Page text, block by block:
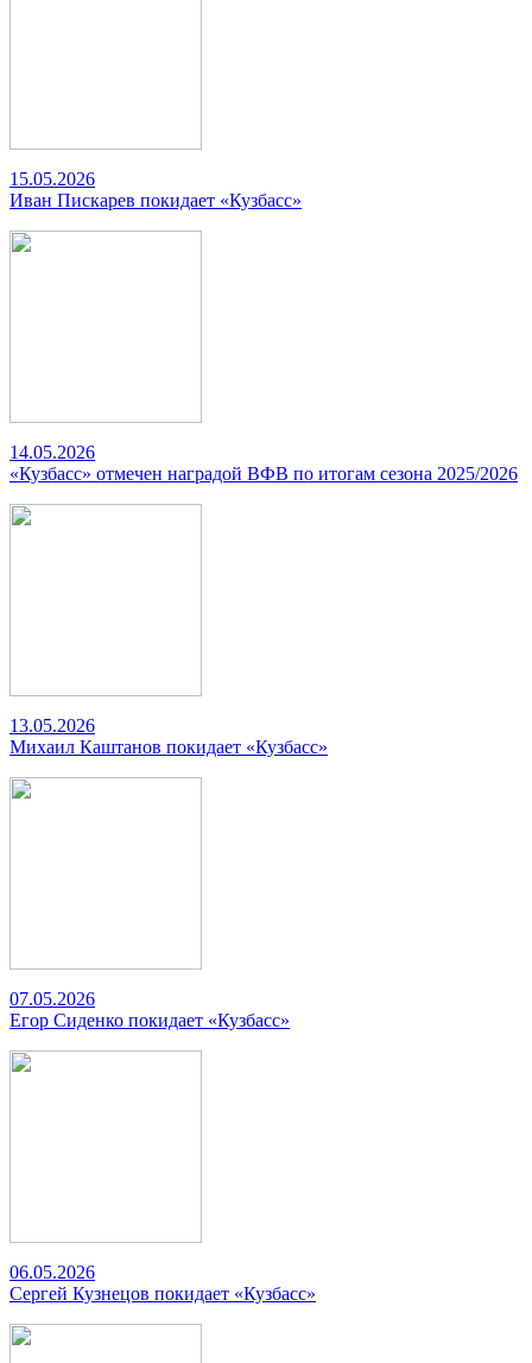
15.05.2026
Иван Пискарев покидает «Кузбасс»
14.05.2026
«Кузбасс» отмечен наградой ВФВ по итогам сезона 2025/2026
13.05.2026
Михаил Каштанов покидает «Кузбасс»
07.05.2026
Егор Сиденко покидает «Кузбасс»
06.05.2026
Сергей Кузнецов покидает «Кузбасс»